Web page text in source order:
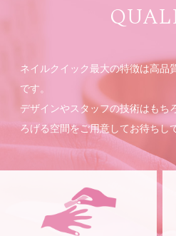
ネイルクイック最大の特徴は高品
です。
デザインやスタッフの技術はもち
ろげる空間をご用意してお待ちし